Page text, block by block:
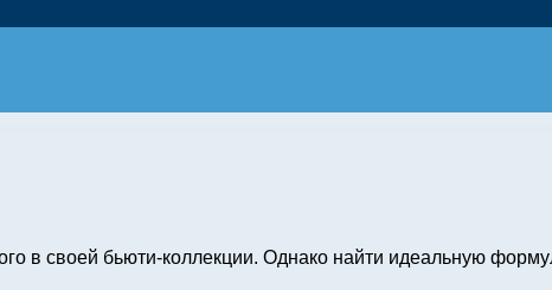
в своей бьюти-коллекции. Однако найти идеальную